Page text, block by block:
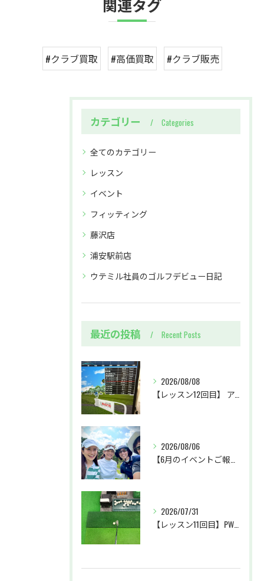
#クラブ買取 #高価買取 #クラブ販売
カテゴリー Categories
全てのカテゴリー
レッスン
イベント
フィッティング
藤沢店
浦安駅前店
ウテミル社員のゴルフデビュー日記
最近の投稿 Recent Posts
2026/08/08
2026/08/06
2026/07/31